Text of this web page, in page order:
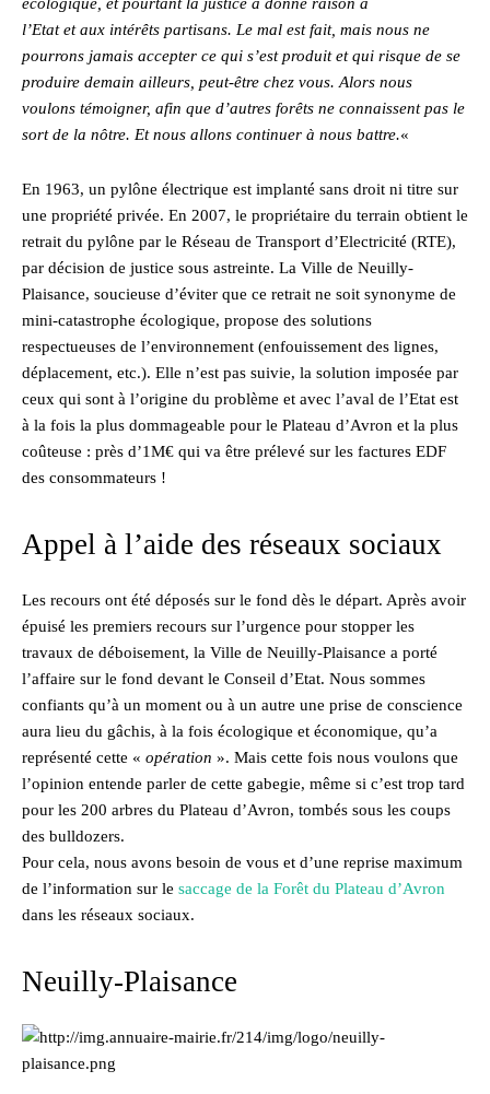
l’Etat et aux intérêts partisans. Le mal est fait, mais nous ne
pourrons jamais accepter ce qui s’est produit et qui risque de se
produire demain ailleurs, peut-être chez vous. Alors nous
voulons témoigner, afin que d’autres forêts ne connaissent pas le
sort de la nôtre. Et nous allons continuer à nous battre.«
En 1963, un pylône électrique est implanté sans droit ni titre sur
une propriété privée. En 2007, le propriétaire du terrain obtient le
retrait du pylône par le Réseau de Transport d’Electricité (RTE),
par décision de justice sous astreinte. La Ville de Neuilly-
Plaisance, soucieuse d’éviter que ce retrait ne soit synonyme de
mini-catastrophe écologique, propose des solutions
respectueuses de l’environnement (enfouissement des lignes,
déplacement, etc.). Elle n’est pas suivie, la solution imposée par
ceux qui sont à l’origine du problème et avec l’aval de l’Etat est
à la fois la plus dommageable pour le Plateau d’Avron et la plus
coûteuse : près d’1M€ qui va être prélevé sur les factures EDF
des consommateurs !
Appel à l’aide des réseaux sociaux
Les recours ont été déposés sur le fond dès le départ. Après avoir
épuisé les premiers recours sur l’urgence pour stopper les
travaux de déboisement, la Ville de Neuilly-Plaisance a porté
l’affaire sur le fond devant le Conseil d’Etat. Nous sommes
confiants qu’à un moment ou à un autre une prise de conscience
aura lieu du gâchis, à la fois écologique et économique, qu’a
représenté cette « opération ». Mais cette fois nous voulons que
l’opinion entende parler de cette gabegie, même si c’est trop tard
pour les 200 arbres du Plateau d’Avron, tombés sous les coups
des bulldozers.
Pour cela, nous avons besoin de vous et d’une reprise maximum
de l’information sur le saccage de la Forêt du Plateau d’Avron
dans les réseaux sociaux.
Neuilly-Plaisance